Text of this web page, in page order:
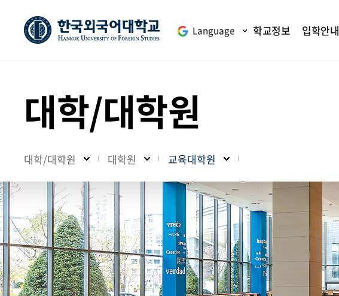
Language 학교정보 입학안내
대학/대학원
대학/대학원 대학원 교육대학원